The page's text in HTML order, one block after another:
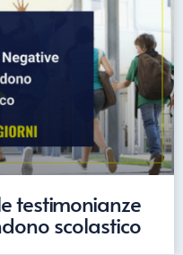
testimonianze
scolastico